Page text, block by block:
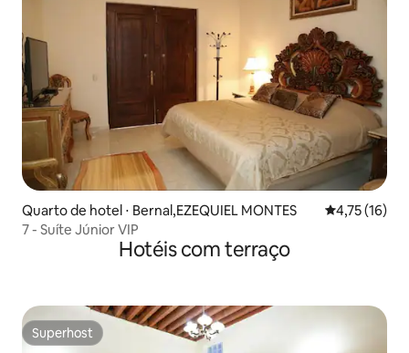
Quarto de hotel ⋅ Bernal,EZEQUIEL MONTES 4,75 de uma
4,75 (16)
7 - Suíte Júnior VIP
Hotéis com terraço
Superhost
Superhost